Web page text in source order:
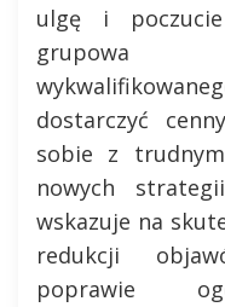
ulgę i poczucie
grupowa
dostarczyć
sobie z
nowych
wskazuje na
redukcji
poprawie